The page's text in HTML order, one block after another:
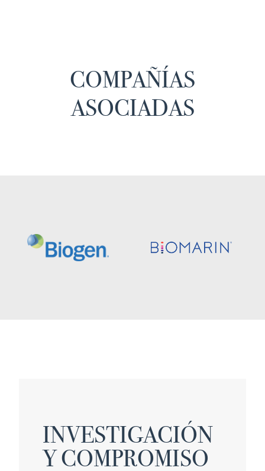
COMPAÑÍAS
ASOCIADAS
INVESTIGACIÓN
Y COMPROMISO